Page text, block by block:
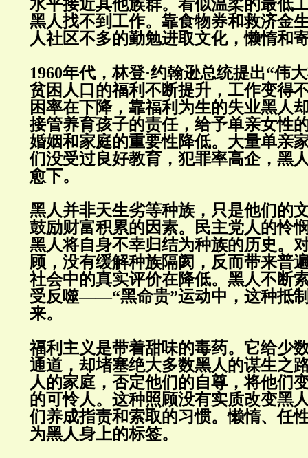
水平接近其他族群。看似温柔的最低
黑人找不到工作。靠食物券和救济金
人社区不多的勤勉进取文化，懒惰和
1960年代，林登·约翰逊总统提出“伟
贫困人口的福利不断提升，工作变得
困率在下降，靠福利为生的失业黑人
接管养育孩子的责任，给予单亲女性
婚姻和家庭的重要性降低。大量单亲
们没受过良好教育，犯罪率高企，黑
愈下。
黑人并非天生劣等种族，只是他们的
鼓励财富积累的因素。民主党人的怜
黑人将自身不幸归结为种族的历史。
顾，没有缓解种族隔阂，反而带来普
社会中的真实评价在降低。黑人不断
受反噬——“黑命贵”运动中，这种抵
来。
福利主义是带着甜味的毒药。它给少
通道，却堵塞绝大多数黑人的谋生之
人的家庭，否定他们的自尊，将他们
的可怜人。这种照顾没有实质改变黑
们养成指责和索取的习惯。懒惰、任
为黑人身上的标签。